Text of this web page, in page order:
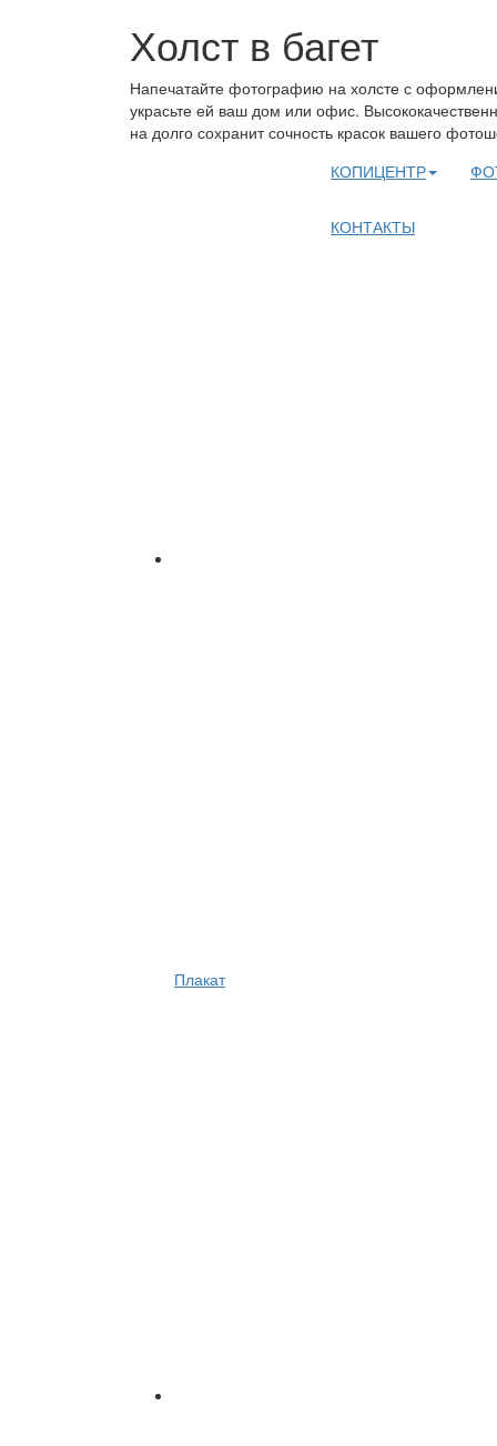
КОПИЦЕНТР
КОНТАКТЫ
Холст в багет
Напечатайте фотографию на холсте с
украсьте ей ваш дом или офис.
на долго сохранит сочность красок вашего
Плакат